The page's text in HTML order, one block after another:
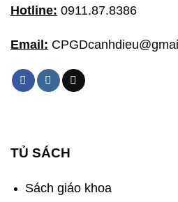
Hotline: 0911.87.8386
Email:
TỦ SÁCH
Sách giáo khoa